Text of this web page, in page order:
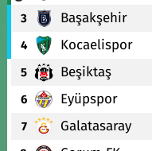
3 Başakşehir
4 Kocaelispor
5 Beşiktaş
6 Eyüpspor
7 Galatasaray